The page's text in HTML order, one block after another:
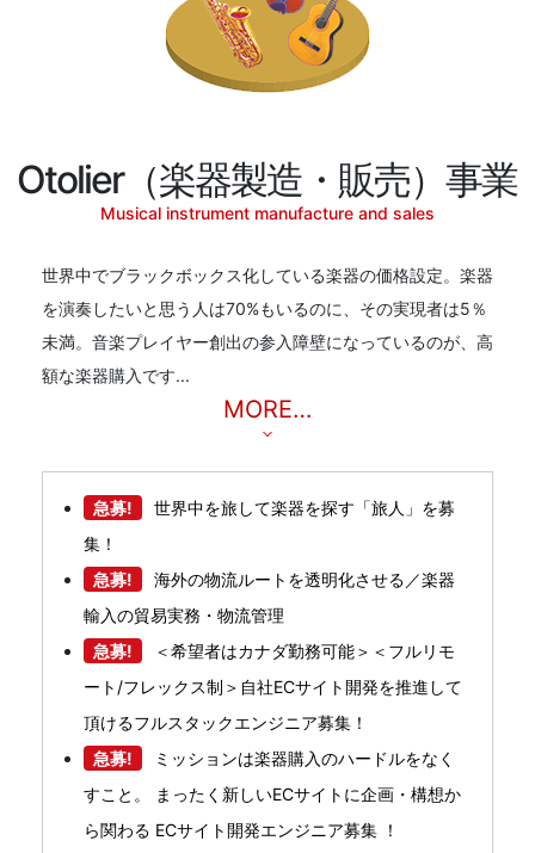
Otolier（楽器製造・販売）事業
Musical instrument manufacture and sales
世界中でブラックボックス化している楽器の価格設定。楽器
を演奏したいと思う人は70%もいるのに、その実現者は5％
未満。音楽プレイヤー創出の参入障壁になっているのが、高
額な楽器購入です...
MORE…
急募!
世界中を旅して楽器を探す「旅人」を募
集！
急募!
海外の物流ルートを透明化させる／楽器
輸入の貿易実務・物流管理
急募!
＜希望者はカナダ勤務可能＞＜フルリモ
ート/フレックス制＞自社ECサイト開発を推進して
頂けるフルスタックエンジニア募集！
急募!
ミッションは楽器購入のハードルをなく
すこと。 まったく新しいECサイトに企画・構想か
ら関わる ECサイト開発エンジニア募集 ！